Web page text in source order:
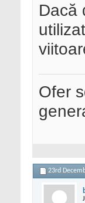
Dacă
Ofer
23rd